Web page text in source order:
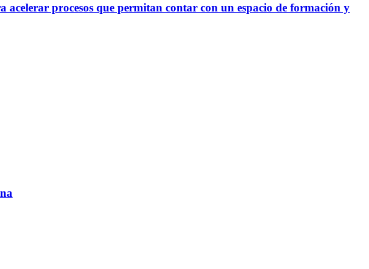
procesos que permitan contar con un espacio de formación y